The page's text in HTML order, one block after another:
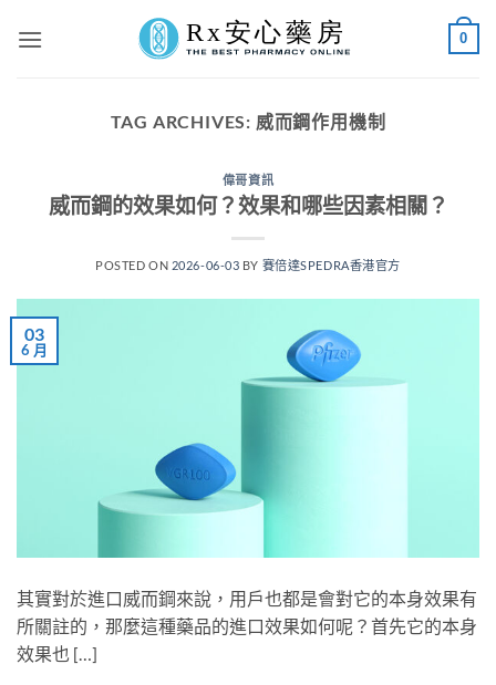
0
TAG ARCHIVES: 威而鋼作用機制
偉哥資訊
威而鋼的效果如何？效果和哪些因素相關？
POSTED ON 2026-06-03 BY 賽倍達SPEDRA香港官方
03
6 月
其實對於進口威而鋼來說，用戶也都是會對它的本身效果有
所關註的，那麼這種藥品的進口效果如何呢？首先它的本身
效果也 […]